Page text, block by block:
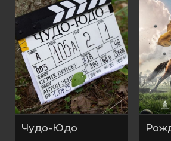
Чудо-Юдо